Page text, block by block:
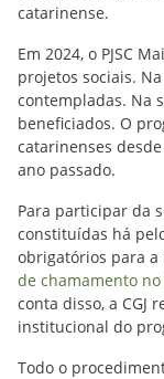
catarinense.
Em 2024, o PJSC
projetos sociais.
contempladas. Na
beneficiados. O
catarinenses
ano passado.
Para participar da
constituídas há
obrigatórios para
de chamamento no
conta disso, a CGJ
institucional do
Todo o